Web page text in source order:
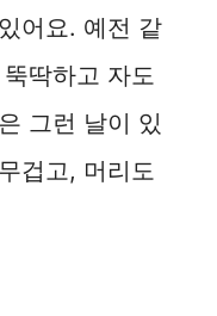
어요. 예전 같
딱하고 자도
그런 날이 있
겁고, 머리도